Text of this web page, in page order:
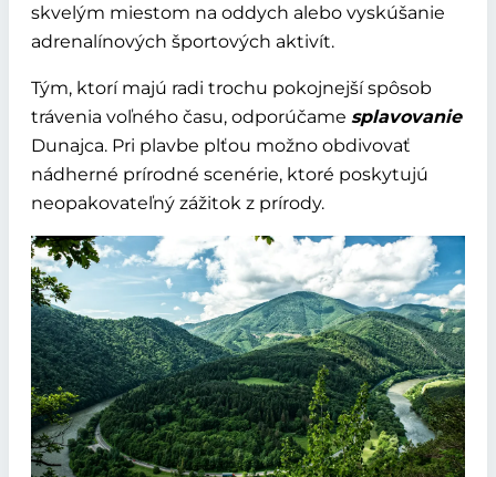
skvelým miestom na oddych alebo vyskúšanie
adrenalínových športových aktivít.
Tým, ktorí majú radi trochu pokojnejší spôsob
trávenia voľného času, odporúčame splavovanie
Dunajca. Pri plavbe plťou možno obdivovať
nádherné prírodné scenérie, ktoré poskytujú
neopakovateľný zážitok z prírody.